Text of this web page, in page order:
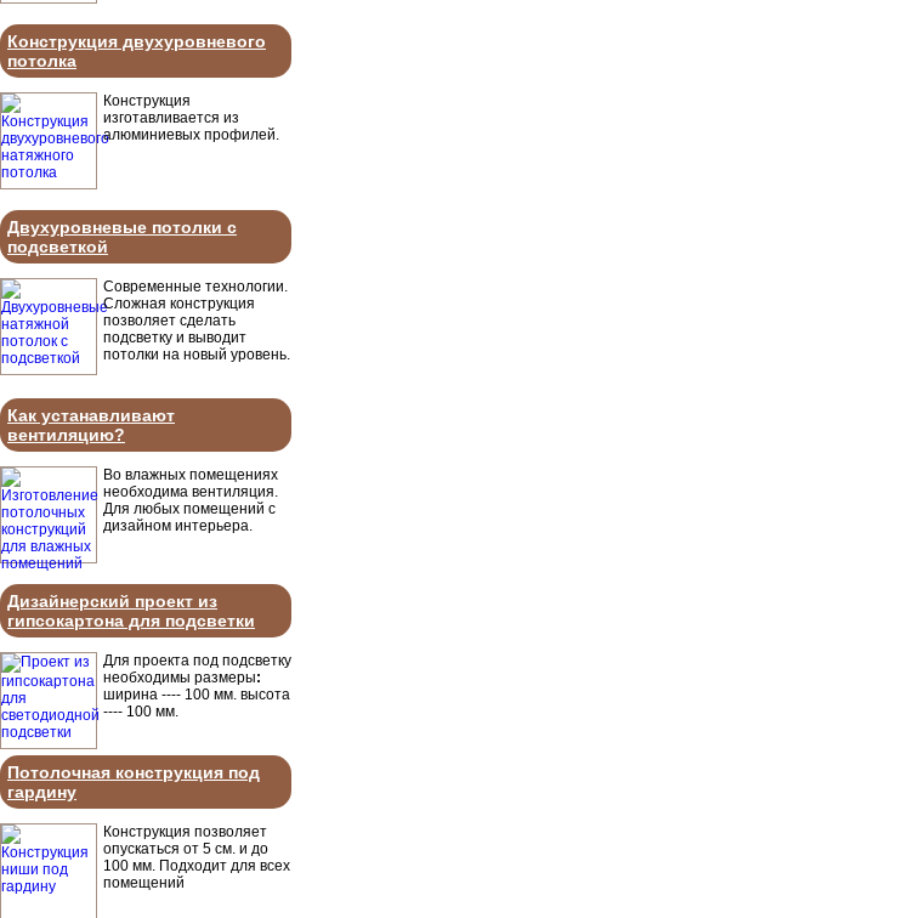
Конструкция двухуровневого
потолка
Конструкция
изготавливается из
алюминиевых профилей.
Двухуровневые потолки с
подсветкой
Современные технологии.
Сложная конструкция
позволяет сделать
подсветку и выводит
потолки на новый уровень.
Как устанавливают
вентиляцию?
Во влажных помещениях
необходима вентиляция.
Для любых помещений с
дизайном интерьера.
Дизайнерский проект из
гипсокартона для подсветки
Для проекта под подсветку
необходимы размеры:
ширина ---- 100 мм. высота
---- 100 мм.
Потолочная конструкция под
гардину
Конструкция позволяет
опускаться от 5 см. и до
100 мм. Подходит для всех
помещений